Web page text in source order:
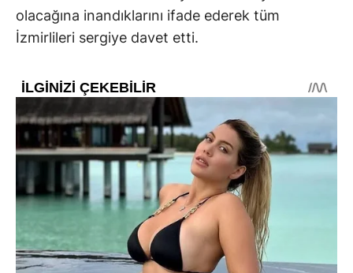
olacağına inandıklarını ifade ederek tüm
İzmirlileri sergiye davet etti.